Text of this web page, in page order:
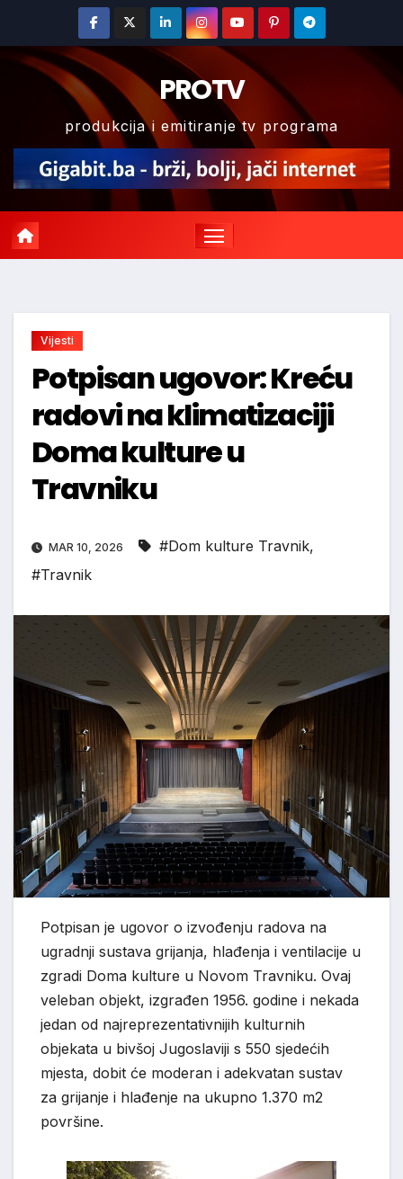
content
PROTV
produkcija i emitiranje tv programa
Vijesti
Potpisan ugovor: Kreću
radovi na klimatizaciji
Doma kulture u
Travniku
MAR 10, 2026 #Dom kulture Travnik,
#Travnik
Potpisan je ugovor o izvođenju radova na
ugradnji sustava grijanja, hlađenja i ventilacije u
zgradi Doma kulture u Novom Travniku. Ovaj
veleban objekt, izgrađen 1956. godine i nekada
jedan od najreprezentativnijih kulturnih
objekata u bivšoj Jugoslaviji s 550 sjedećih
mjesta, dobit će moderan i adekvatan sustav
za grijanje i hlađenje na ukupno 1.370 m2
površine.